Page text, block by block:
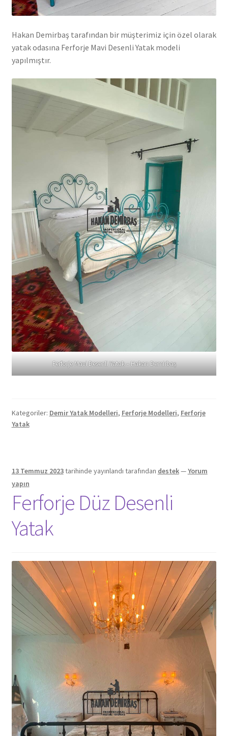
Hakan Demirbaş tarafından bir müşterimiz için özel olarak
yatak odasına Ferforje Mavi Desenli Yatak modeli
yapılmıştır.
Ferforje Mavi Desenli Yatak – Hakan Demirbaş
Kategoriler: Demir Yatak Modelleri, Ferforje Modelleri, Ferforje
Yatak
13 Temmuz 2023tarihinde yayınlandı tarafından destek—Yorum
yapın
Ferforje Düz Desenli
Yatak